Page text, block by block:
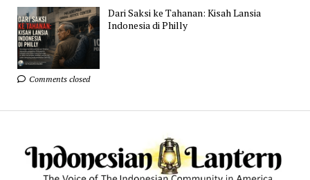
Dari Saksi ke Tahanan: Kisah Lansia
Indonesia di Philly
Comments closed